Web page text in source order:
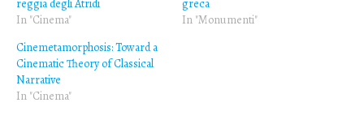
reggia degli Atridi
In "Cinema"
greca
In "Monumenti"
Cinemetamorphosis: Toward a
Cinematic Theory of Classical
Narrative
In "Cinema"